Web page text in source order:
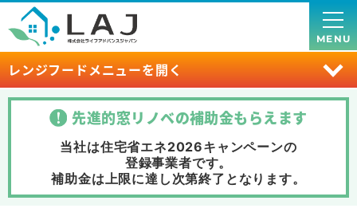
レンジフードメニューを開く
MENU
先進的窓リノベの補助金もらえます
当社は住宅省エネ2026キャンペーンの
登録事業者です。
補助金は上限に達し次第終了 となります。